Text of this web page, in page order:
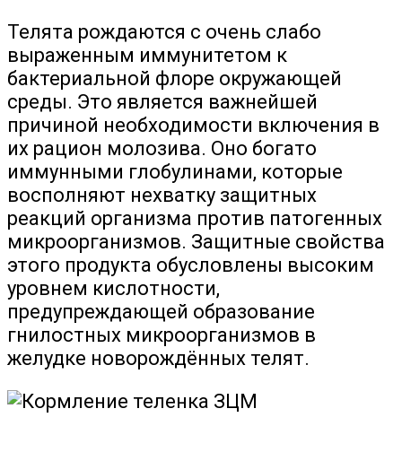
Телята рождаются с очень слабо
выраженным иммунитетом к
бактериальной флоре окружающей
среды. Это является важнейшей
причиной необходимости включения в
их рацион молозива. Оно богато
иммунными глобулинами, которые
восполняют нехватку защитных
реакций организма против патогенных
микроорганизмов. Защитные свойства
этого продукта обусловлены высоким
уровнем кислотности,
предупреждающей образование
гнилостных микроорганизмов в
желудке новорождённых телят.